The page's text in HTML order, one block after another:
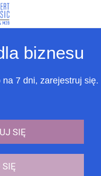
biznesu
na 7 dni, zarejestruj się.
SIĘ
SIĘ